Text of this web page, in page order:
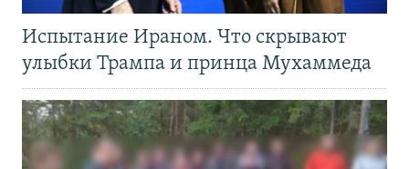
Испытание Ираном. Что скрывают
улыбки Трампа и принца Мухаммеда